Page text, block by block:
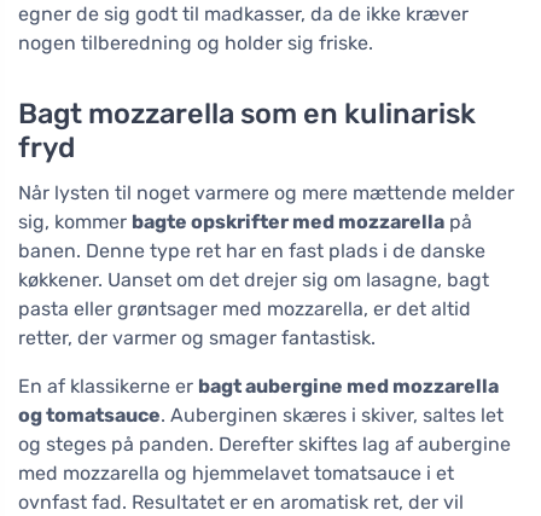
egner de sig godt til madkasser, da de ikke kræver
nogen tilberedning og holder sig friske.
Bagt mozzarella som en kulinarisk
fryd
Når lysten til noget varmere og mere mættende melder
sig, kommer bagte opskrifter med mozzarella på
banen. Denne type ret har en fast plads i de danske
køkkener. Uanset om det drejer sig om lasagne, bagt
pasta eller grøntsager med mozzarella, er det altid
retter, der varmer og smager fantastisk.
En af klassikerne er bagt aubergine med mozzarella
og tomatsauce. Auberginen skæres i skiver, saltes let
og steges på panden. Derefter skiftes lag af aubergine
med mozzarella og hjemmelavet tomatsauce i et
ovnfast fad. Resultatet er en aromatisk ret, der vil